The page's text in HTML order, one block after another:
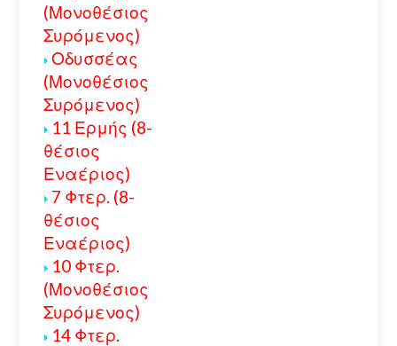
(Μονοθέσιος
Συρόμενος)
Οδυσσέας
(Μονοθέσιος
Συρόμενος)
11 Ερμής (8-
θέσιος
Εναέριος)
7 Φτερ. (8-
θέσιος
Εναέριος)
10 Φτερ.
(Μονοθέσιος
Συρόμενος)
14 Φτερ.